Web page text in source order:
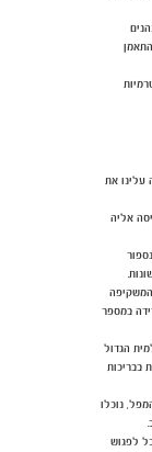
עלינו את
אליה
במספר
הגדול
בבריכות
נוכלו
לפגוש